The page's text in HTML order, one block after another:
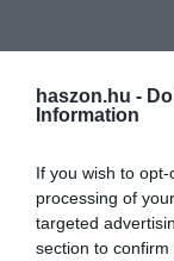
haszon.hu -
Information
If you wish to
processing of
targeted
section to